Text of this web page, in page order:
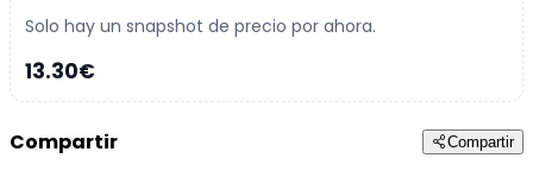
Solo hay un snapshot de precio por ahora.
13.30€
Compartir Compartir